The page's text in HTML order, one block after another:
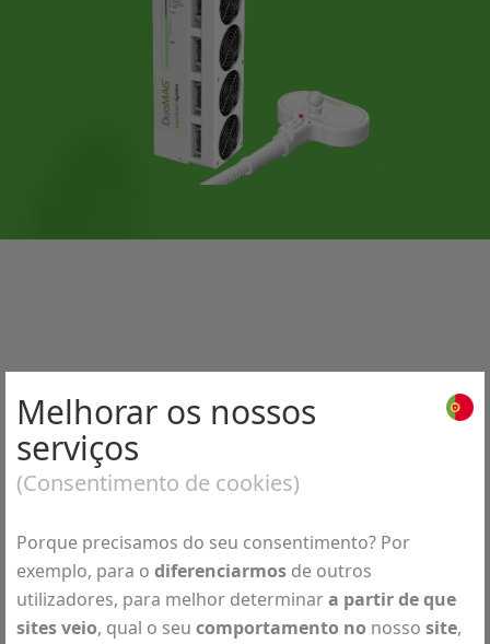
Software
Software DuoMAG rTMS
∙ Interface intuitiva de painel de controlo
Melhorar os nossos
serviços
(Consentimento de cookies)
Porque precisamos do seu consentimento? Por
exemplo, para o diferenciarmos de outros
utilizadores, para melhor determinara partir de que
sites veio, qual o seu comportamento no nosso site,